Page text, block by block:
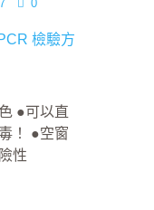
0
●可以直
！ ●空窗
性